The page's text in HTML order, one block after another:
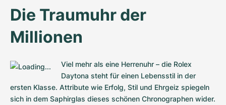
Die Traumuhr der
Millionen
Viel mehr als eine Herrenuhr – die Rolex
Daytona steht für einen Lebensstil in der
ersten Klasse. Attribute wie Erfolg, Stil und Ehrgeiz spiegeln
sich in dem Saphirglas dieses schönen Chronographen wider.